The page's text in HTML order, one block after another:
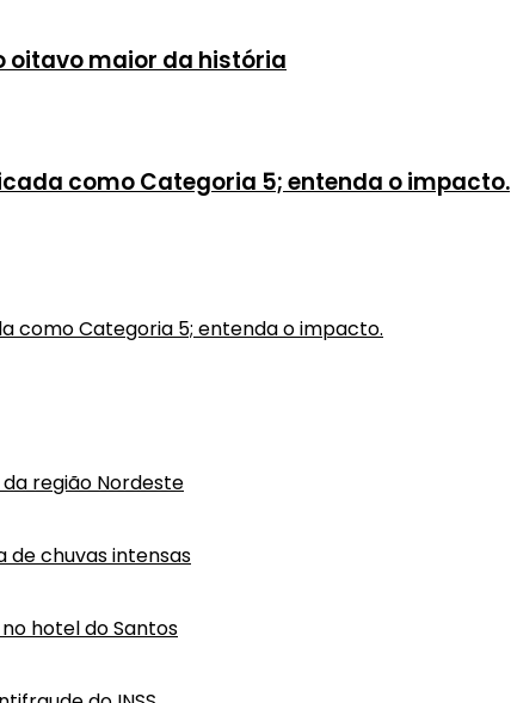
oitavo maior da história
como Categoria 5; entenda o impacto.
como Categoria 5; entenda o impacto.
região Nordeste
de chuvas intensas
hotel do Santos